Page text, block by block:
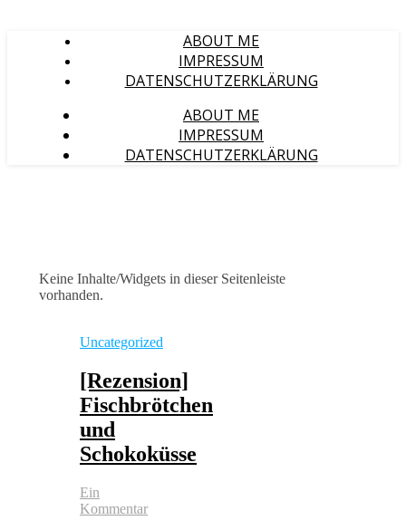
ABOUT ME
IMPRESSUM
DATENSCHUTZERKLÄRUNG
ABOUT ME
IMPRESSUM
DATENSCHUTZERKLÄRUNG
Keine Inhalte/Widgets in dieser Seitenleiste
vorhanden.
Uncategorized
[Rezension]
Fischbrötchen
und
Schokoküsse
Ein
Kommentar